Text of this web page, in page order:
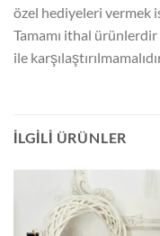
özel hediyeleri vermek
Tamamı ithal
ile
İLGILI ÜRÜNLER